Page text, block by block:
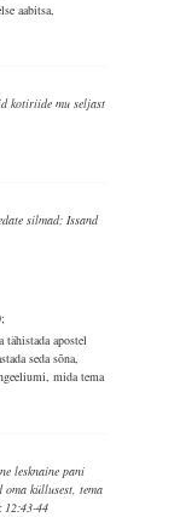
aabitsa,
kotiriide mu seljast
silmad; Issand
tähistada apostel
seda sõna,
mida tema
lesknaine pani
oma küllusest, tema
12:43-44